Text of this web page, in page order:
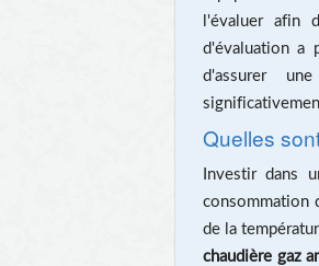
l'évaluer afin
d'évaluation a
d'assurer
Quelles
Investir dans
consommation
de la
chaudière gaz